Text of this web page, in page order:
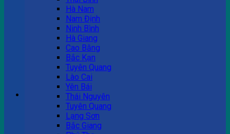
0983 863 488
Hotline hỗ trợ
0983 863 488
Giỏ hàng
Chưa có sản phẩm trong giỏ hàng.
Hà Nam
Nam Định
Ninh Bình
Hà Giang
Cao Bằng
Bắc Kạn
Tuyên Quang
Lào Cai
Yên Bái
Thái Nguyên
Tuyên Quang
Lạng Sơn
Bắc Giang